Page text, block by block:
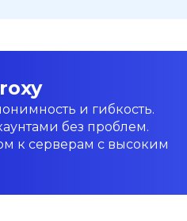
и гибкость.
без проблем.
к серверам с высоким